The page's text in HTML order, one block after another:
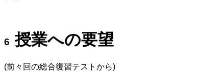
授業への要望
(前々回の総合復習テストから)